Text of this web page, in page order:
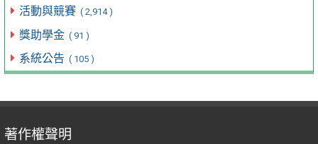
活動與競賽 ( 2,914 )
獎助學金 ( 91 )
系統公告 ( 105 )
著作權聲明